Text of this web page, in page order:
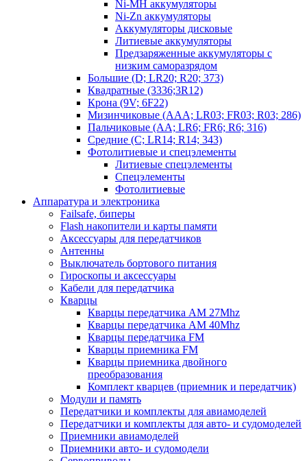
Ni-MH аккумуляторы
Ni-Zn аккумуляторы
Аккумуляторы дисковые
Литиевые аккумуляторы
Предзаряженные аккумуляторы с
низким саморазрядом
Большие (D; LR20; R20; 373)
Квадратные (3336;3R12)
Крона (9V; 6F22)
Мизинчиковые (AAA; LR03; FR03; R03; 286)
Пальчиковые (AA; LR6; FR6; R6; 316)
Средние (C; LR14; R14; 343)
Фотолитиевые и спецэлементы
Литиевые спецэлементы
Спецэлементы
Фотолитиевые
Аппаратура и электроника
Failsafe, биперы
Flash накопители и карты памяти
Аксессуары для передатчиков
Антенны
Выключатель бортового питания
Гироскопы и аксессуары
Кабели для передатчика
Кварцы
Кварцы передатчика AM 27Mhz
Кварцы передатчика AM 40Mhz
Кварцы передатчика FM
Кварцы приемника FM
Кварцы приемника двойного
преобразования
Комплект кварцев (приемник и передатчик)
Модули и память
Передатчики и комплекты для авиамоделей
Передатчики и комплекты для авто- и судомоделей
Приемники авиамоделей
Приемники авто- и судомодели